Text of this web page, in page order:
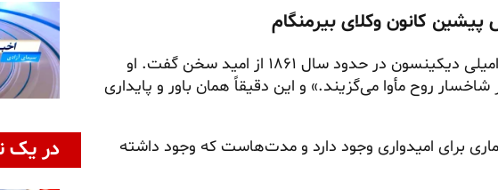
کانون وکلای بیرمنگام
من واقعاً می‌خواهم درباره «امید» صحبت کنم. امیلی دیکینسون در حدود سال ۱۸۶۱ از امید سخن گفت. او
روح مأوا می‌گزیند.» و این دقیقاً همان باور و پایداری
برای امیدواری وجود دارد و مدت‌هاست که وجود داشته
در یک